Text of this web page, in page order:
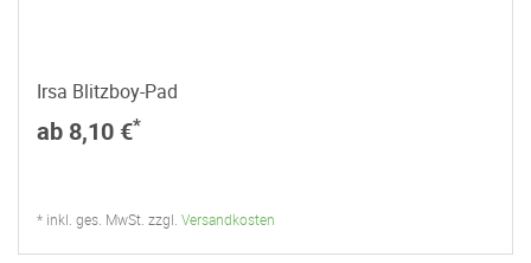
Irsa Blitzboy-Pad
ab 8,10 €*
* inkl. ges. MwSt. zzgl. Versandkosten